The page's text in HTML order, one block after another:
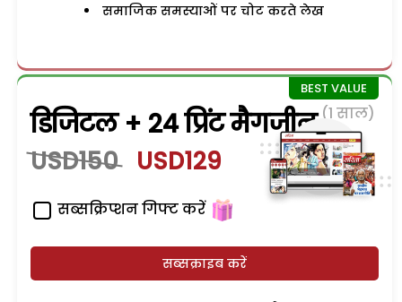
समाजिक समस्याओं पर चोट करते लेख
डिजिटल + 24 प्रिंट मैगजीन (1 साल)
USD150 USD129
सब्सक्रिप्शन गिफ्ट करें
सब्सक्राइब करें